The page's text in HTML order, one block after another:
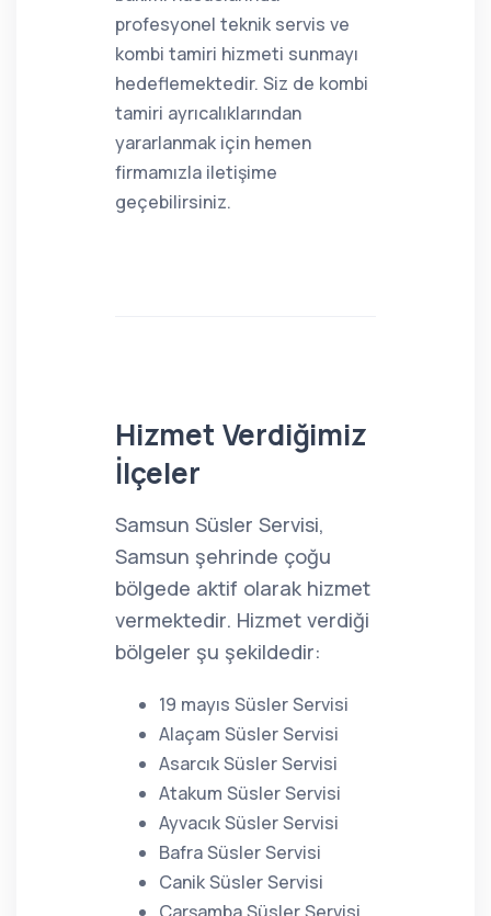
profesyonel teknik servis ve
kombi tamiri hizmeti sunmayı
hedeflemektedir. Siz de kombi
tamiri ayrıcalıklarından
yararlanmak için hemen
firmamızla iletişime
geçebilirsiniz.
Hizmet Verdiğimiz
İlçeler
Samsun Süsler Servisi,
Samsun şehrinde çoğu
bölgede aktif olarak hizmet
vermektedir. Hizmet verdiği
bölgeler şu şekildedir:
19 mayıs Süsler Servisi
Alaçam Süsler Servisi
Asarcık Süsler Servisi
Atakum Süsler Servisi
Ayvacık Süsler Servisi
Bafra Süsler Servisi
Canik Süsler Servisi